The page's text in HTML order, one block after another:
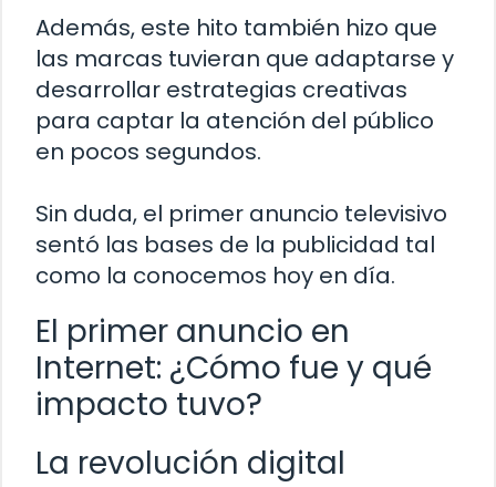
Además, este hito también hizo que
las marcas tuvieran que adaptarse y
desarrollar estrategias creativas
para captar la atención del público
en pocos segundos.
Sin duda, el primer anuncio televisivo
sentó las bases de la publicidad tal
como la conocemos hoy en día.
El primer anuncio en
Internet: ¿Cómo fue y qué
impacto tuvo?
La revolución digital